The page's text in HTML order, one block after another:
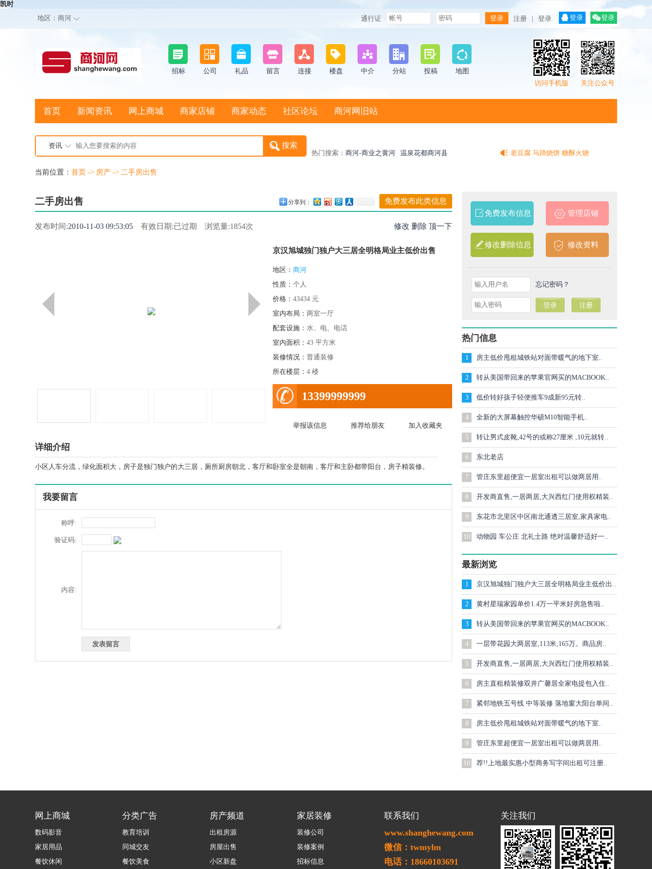
凯时
地区： 商河 通行证 注册 登录 登录 登录
招标 公司 礼品 留言 连接 楼盘 中介 分站 投稿
地图
关注公众号
访问手机版
首页 新闻资讯 网上商城 商家店铺 商家动态 社区论坛 商河网旧站
资讯
热门搜索： 商河-商业之黄河 温泉花都商河县
老豆腐 马蹄烧饼 糖酥火烧
当前位置： 首页 -> 房产 -> 二手房出售
二手房出售 分享到： 免费发布此类信息
发布时间:2010-11-03 09:53:05 有效日期:已过期 浏览量:1854次 修改 删除 顶一下
京汉旭城独门独户大三居全明格局业主低价出售
地区： 商河
性质： 个人
价格： 43434 元
室内布局： 两室一厅
配套设施： 水、电、电话
室内面积： 43 平方米
装修情况： 普通装修
所在楼层： 4 楼
电
话号
13399999999
�½�������ͨ
查询更
详细介绍
小区人车分流，绿化面积大，房子是独门独户的大三居，厕所厨房朝北，客厅和卧室全是朝南，客厅和主卧都带阳台，房子精装修。
我要留言
称呼:
验证码:
内容:
免费发布信息 管理店铺
修改删除信息 修改资料
忘记密码？
热门信息
1 房主低价甩租城铁站对面带暖气的地下室..
2 转从美国带回来的苹果官网买的MACBOOK..
3 低价转好孩子轻便推车9成新95元转..
4 全新的大屏幕触控华硕M10智能手机..
5 转让男式皮靴,42号的或称27厘米 ,10元就转..
6 东北老店
7 管庄东里超便宜一居室出租可以做两居用..
8 开发商直售,一居两居,大兴西红门使用权精装..
9 东花市北里区中区南北通透三居室,家具家电..
10 动物园 车公庄 北礼士路 绝对温馨舒适好一..
最新浏览
1 京汉旭城独门独户大三居全明格局业主低价出..
2 黄村星瑞家园单价1.4万一平米好房急售啦..
3 转从美国带回来的苹果官网买的MACBOOK..
4 一层带花园大两居室,113米,165万。商品房..
5 开发商直售,一居两居,大兴西红门使用权精装..
6 房主直租精装修双井广馨居全家电提包入住..
7 紧邻地铁五号线 中等装修 落地窗大阳台单间..
8 房主低价甩租城铁站对面带暖气的地下室..
9 管庄东里超便宜一居室出租可以做两居用..
10 荐!!上地最实惠小型商务写字间出租可注册..
网上商城
数码影音
家居用品
餐饮休闲
分类广告
教育培训
同城交友
餐饮美食
房产频道
出租房源
房屋出售
小区新盘
家居装修
装修公司
装修案例
招标信息
联系我们
www.shanghewang.com
微信：twmylm
电话：18660103691
关注我们